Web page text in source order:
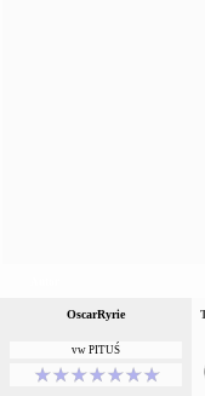
OscarRyrie
vw PITUŚ